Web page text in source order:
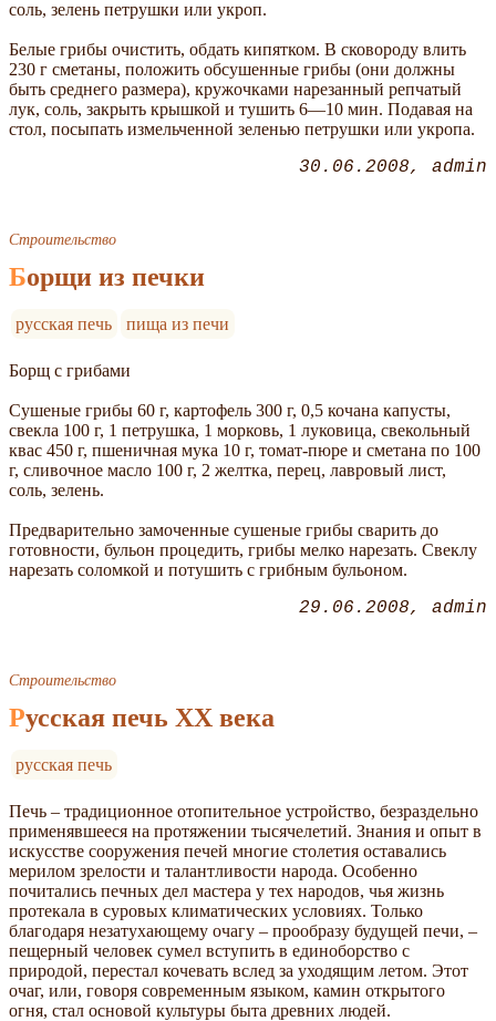
соль, зелень петрушки или укроп.
Белые грибы очистить, обдать кипятком. В сковороду влить
230 г сметаны, положить обсушенные грибы (они должны
быть среднего размера), кружочками нарезанный репчатый
лук, соль, закрыть крышкой и тушить 6—10 мин. Подавая на
стол, посыпать измельченной зеленью петрушки или укропа.
30.06.2008 admin
Строительство
Борщи из печки
русская печь пища из печи
Борщ с грибами
Сушеные грибы 60 г, картофель 300 г, 0,5 кочана капусты,
свекла 100 г, 1 петрушка, 1 морковь, 1 луковица, свекольный
квас 450 г, пшеничная мука 10 г, томат-пюре и сметана по 100
г, сливочное масло 100 г, 2 желтка, перец, лавровый лист,
соль, зелень.
Предварительно замоченные сушеные грибы сварить до
готовности, бульон процедить, грибы мелко нарезать. Свеклу
нарезать соломкой и потушить с грибным бульоном.
29.06.2008 admin
Строительство
Русская печь XX века
русская печь
Печь – традиционное отопительное устройство, безраздельно
применявшееся на протяжении тысячелетий. Знания и опыт в
искусстве сооружения печей многие столетия оставались
мерилом зрелости и талантливости народа. Особенно
почитались печных дел мастера у тех народов, чья жизнь
протекала в суровых климатических условиях. Только
благодаря незатухающему очагу – прообразу будущей печи, –
пещерный человек сумел вступить в единоборство с
природой, перестал кочевать вслед за уходящим летом. Этот
очаг, или, говоря современным языком, камин открытого
огня, стал основой культуры быта древних людей.